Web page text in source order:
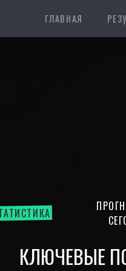
ГЛАВНАЯ
КЛЮЧЕВЫЕ